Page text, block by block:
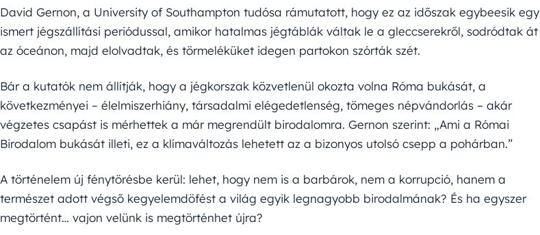
David Gernon, a University of Southampton tudósa rámutatott, hogy ez az időszak egybeesik egy
ismert jégszállítási periódussal, amikor hatalmas jégtáblák váltak le a gleccserekről, sodródtak át
az óceánon, majd elolvadtak, és törmeléküket idegen partokon szórták szét.
Bár a kutatók nem állítják, hogy a jégkorszak közvetlenül okozta volna Róma bukását, a
következményei – élelmiszerhiány, társadalmi elégedetlenség, tömeges népvándorlás – akár
végzetes csapást is mérhettek a már megrendült birodalomra. Gernon szerint: „Ami a Római
Birodalom bukását illeti, ez a klímaváltozás lehetett az a bizonyos utolsó csepp a pohárban.”
A történelem új fénytörésbe kerül: lehet, hogy nem is a barbárok, nem a korrupció, hanem a
természet adott végső kegyelemdöfést a világ egyik legnagyobb birodalmának? És ha egyszer
megtörtént… vajon velünk is megtörténhet újra?